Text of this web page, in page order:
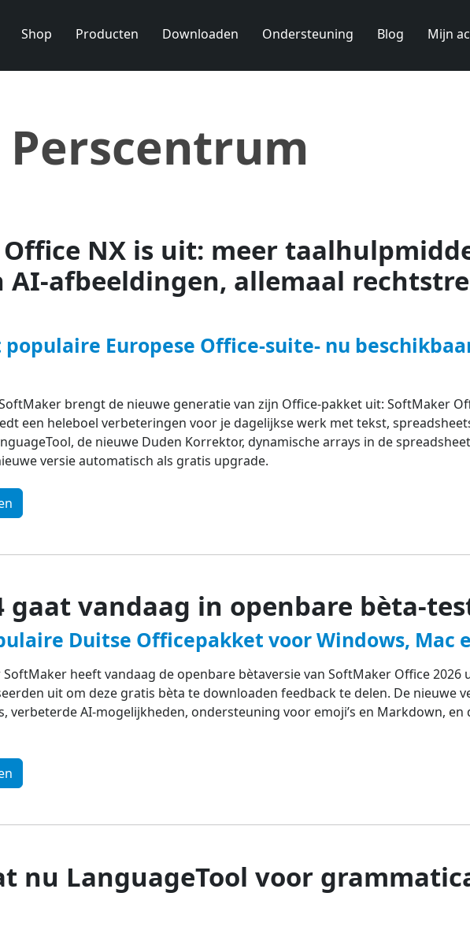
Shop Producten Downloaden Ondersteuning Blog Mijn
Perscentrum
NX is uit: meer
AI-afbeeldingen, allemaal
Europese Office-suite- nu
brengt de nieuwe generatie van zijn Office-pakket uit: SoftMaker
een heleboel verbeteringen voor je dagelijkse werk met tekst,
de nieuwe Duden Korrektor, dynamische arrays in de
versie automatisch als gratis upgrade.
gaat vandaag in openbare bèta-
Duitse Officepakket voor Windows, Mac
heeft vandaag de openbare bètaversie van SoftMaker Office 2026
uit om deze gratis bèta te downloaden feedback te delen. De nieuwe
AI-mogelijkheden, ondersteuning voor emoji’s en Markdown, en
nu LanguageTool voor